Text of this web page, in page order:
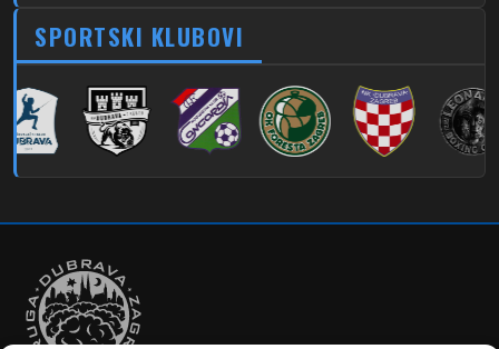
280 Dubec – Sesvete – Šimuncevec
212 Noćna – Dubec – Sesvete
SPORTSKI KLUBOVI